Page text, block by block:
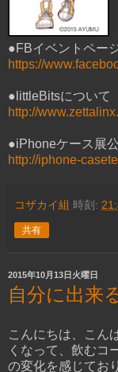
●FBイベントペー
https://
●littleBitsについて
http://
●iPhoneケース展
http://iphone-
コザカイ組 時刻:
共有
2015年10月13日火曜日
自分に出来
こんにちは、こん
くなって、飲むコ
の変化を感じてお